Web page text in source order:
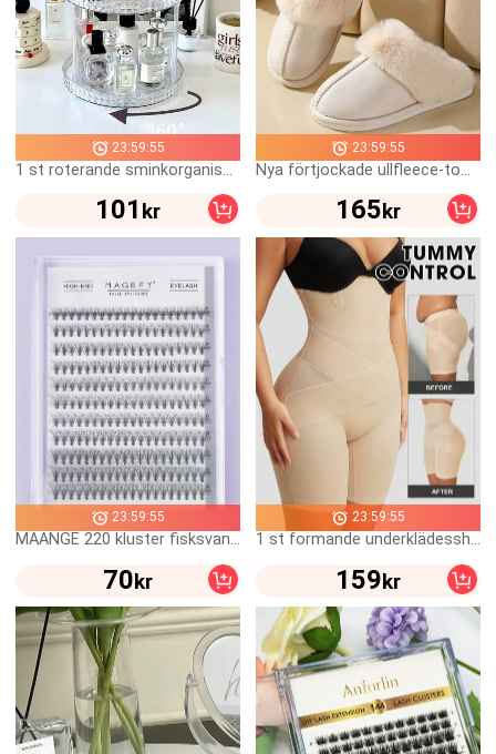
23:59:55
101 kr
23:59:55
165kr
23:59:55
MAANGE 220 kluster fisksvans-segmenterade blandade stil ögonfransar, innehåller längre C-curl DIY-ögonfransar i olika längder, naturliga mjuka ögonfransar för dagligt bruk, lämpliga för resor och tecknad stil
70kr
23:59:55
1 st formande underklädesshorts för kvinnor med hög midja, magkontroll, sömlös rumplyftande effekt och smalande silhuett
159kr